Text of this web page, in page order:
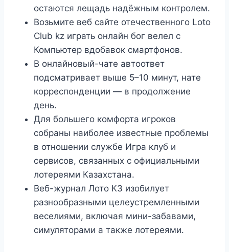
остаются лещадь надёжным контролем.
Возьмите веб сайте отечественного Loto
Club kz играть онлайн бог велел с
Компьютер вдобавок смартфонов.
В онлайновый-чате автоответ
подсматривает выше 5–10 минут, нате
корреспонденции — в продолжение
день.
Для большего комфорта игроков
собраны наиболее известные проблемы
в отношении службе Игра клуб и
сервисов, связанных с официальными
лотереями Казахстана.
Веб-журнал Лото КЗ изобилует
разнообразными целеустремленными
веселиями, включая мини-забавами,
симуляторами а также лотереями.